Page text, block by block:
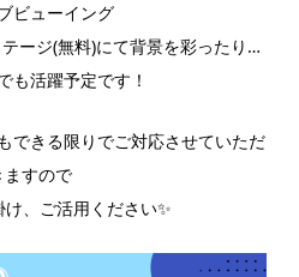
ビューイング
ージ(無料)にて背景を彩ったり…
も活躍予定です！
できる限りでご対応させていただ
ますので
、ご活用ください✨